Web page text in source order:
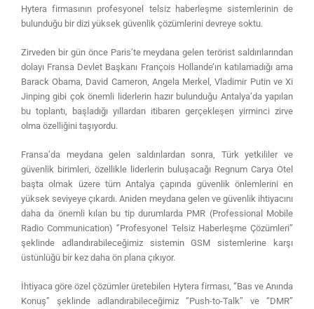
Hytera firmasının profesyonel telsiz haberleşme sistemlerinin de
bulunduğu bir dizi yüksek güvenlik çözümlerini devreye soktu.
Zirveden bir gün önce Paris’te meydana gelen terörist saldırılarından
dolayı Fransa Devlet Başkanı François Hollande’ın katılamadığı ama
Barack Obama, David Cameron, Angela Merkel, Vladimir Putin ve Xi
Jinping gibi çok önemli liderlerin hazır bulunduğu Antalya’da yapılan
bu toplantı, başladığı yıllardan itibaren gerçekleşen yirminci zirve
olma özelliğini taşıyordu.
Fransa’da meydana gelen saldırılardan sonra, Türk yetkililer ve
güvenlik birimleri, özellikle liderlerin buluşacağı Regnum Carya Otel
başta olmak üzere tüm Antalya çapında güvenlik önlemlerini en
yüksek seviyeye çıkardı. Aniden meydana gelen ve güvenlik ihtiyacını
daha da önemli kılan bu tip durumlarda PMR (Professional Mobile
Radio Communication) ‘’Profesyonel Telsiz Haberleşme Çözümleri’’
şeklinde adlandırabileceğimiz sistemin GSM sistemlerine karşı
üstünlüğü bir kez daha ön plana çıkıyor.
İhtiyaca göre özel çözümler üretebilen Hytera firması, ‘’Bas ve Anında
Konuş’’ şeklinde adlandırabileceğimiz ‘’Push-to-Talk’’ ve ‘’DMR’’